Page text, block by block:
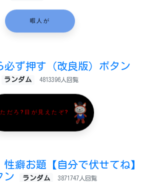
暇人が
必ず押す（改良版）ボタン
ランダム 4813396人回覧
ただろ?目が見えたぞ?
性癖お題【自分で伏せてね】
ン
ランダム 3871747人回覧